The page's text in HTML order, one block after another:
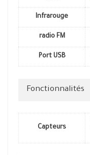
Infrarouge
radio FM
Port USB
Fonctionnalités
Capteurs